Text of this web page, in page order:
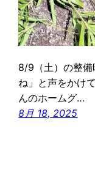
8/9（土）の整備
ね」と声をかけ
んのホームグ…
8月 18, 2025